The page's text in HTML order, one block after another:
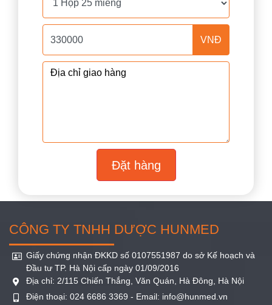
VNĐ
Đặt hàng
CÔNG TY TNHH DƯỢC HUNMED
Giấy chứng nhận ĐKKD số 0107551987 do sở Kế hoạch và
Đầu tư TP. Hà Nội cấp ngày 01/09/2016
Địa chỉ: 2/115 Chiến Thắng, Văn Quán, Hà Đông, Hà Nội
Điện thoại: 024 6686 3369 - Email: info@hunmed.vn